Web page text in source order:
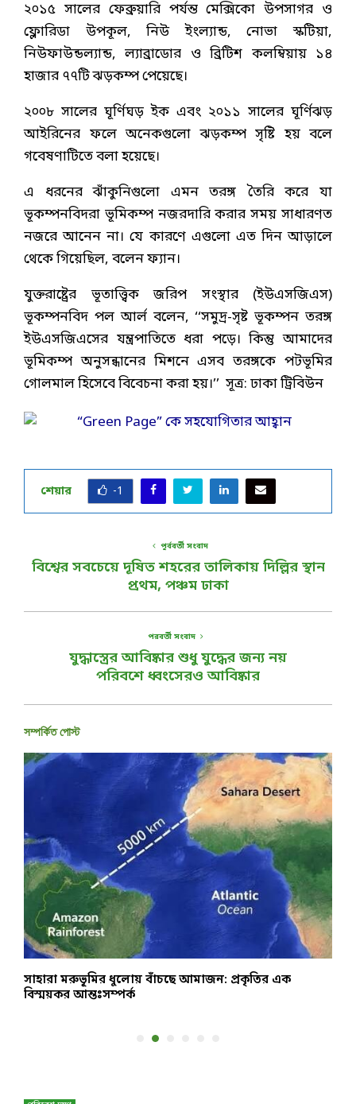
২০১৫ সালের ফেব্রুয়ারি পর্যন্ত মেক্সিকো উপসাগর ও
ফ্লোরিডা উপকূল, নিউ ইংল্যান্ড, নোভা স্কটিয়া,
নিউফাউন্ডল্যান্ড, ল্যাব্রাডোর ও ব্রিটিশ কলম্বিয়ায় ১৪
হাজার ৭৭টি ঝড়কম্প পেয়েছে।
২০০৮ সালের ঘূর্ণিঘড় ইক এবং ২০১১ সালের ঘূর্ণিঝড়
আইরিনের ফলে অনেকগুলো ঝড়কম্প সৃষ্টি হয় বলে
গবেষণাটিতে বলা হয়েছে।
এ ধরনের ঝাঁকুনিগুলো এমন তরঙ্গ তৈরি করে যা
ভূকম্পনবিদরা ভূমিকম্প নজরদারি করার সময় সাধারণত
নজরে আনেন না। যে কারণে এগুলো এত দিন আড়ালে
থেকে গিয়েছিল, বলেন ফ্যান।
যুক্তরাষ্ট্রের ভূতাত্ত্বিক জরিপ সংস্থার (ইউএসজিএস)
ভূকম্পনবিদ পল আর্ল বলেন, ‘‘সমুদ্র-সৃষ্ট ভূকম্পন তরঙ্গ
ইউএসজিএসের যন্ত্রপাতিতে ধরা পড়ে। কিন্তু আমাদের
ভূমিকম্প অনুসন্ধানের মিশনে এসব তরঙ্গকে পটভূমির
গোলমাল হিসেবে বিবেচনা করা হয়।’’ সূত্র: ঢাকা ট্রিবিউন
শেয়ার -1
পূর্ববর্তী সংবাদ
বিশ্বের সবচেয়ে দূষিত শহরের তালিকায় দিল্লির স্থান
প্রথম, পঞ্চম ঢাকা
পরবর্তী সংবাদ
যুদ্ধাস্ত্রের আবিষ্কার শুধু যুদ্ধের জন্য নয়
পরিবশে ধ্বংসেরও আবিষ্কার
সম্পর্কিত পোস্ট
সাহারা মরুভূমির ধুলোয় বাঁচছে আমাজন: প্রকৃতির এক
বিস্ময়কর আন্তঃসম্পর্ক